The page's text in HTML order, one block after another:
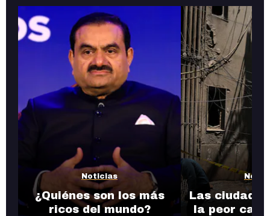
Noticias
¿Quiénes son los más
ricos del mundo?
Las
la peor